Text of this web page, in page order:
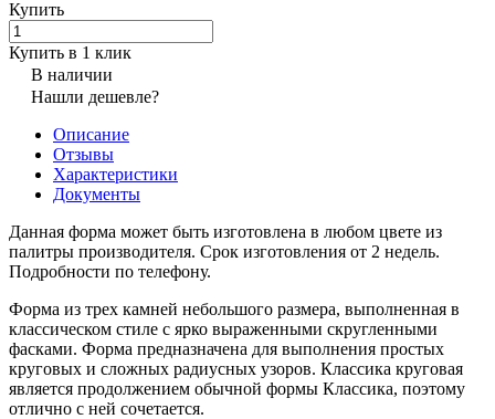
Купить
Купить в 1 клик
В наличии
Нашли дешевле?
Описание
Отзывы
Характеристики
Документы
Данная форма может быть изготовлена в любом цвете из
палитры производителя. Срок изготовления от 2 недель.
Подробности по телефону.
Форма из трех камней небольшого размера, выполненная в
классическом стиле с ярко выраженными скругленными
фасками. Форма предназначена для выполнения простых
круговых и сложных радиусных узоров. Классика круговая
является продолжением обычной формы Классика, поэтому
отлично с ней сочетается.